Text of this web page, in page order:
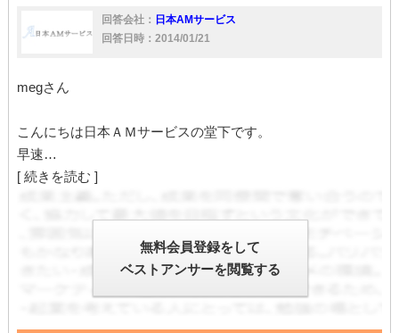
回答会社： 日本AMサービス
回答日時：2014/01/21
megさん
こんにちは日本ＡＭサービスの堂下です。
早速…
[ 続きを読む ]
無料会員登録をして
ベストアンサーを閲覧する